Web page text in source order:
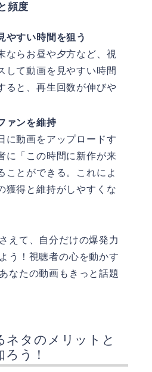
頻度
やすい時間を狙う
ならお昼や夕方など、視
して動画を見やすい時間
ると、再生回数が伸びや
ァンを維持
に動画をアップロードす
に「この時間に新作が来
ことができる。これによ
獲得と維持がしやすくな
えて、自分だけの爆発力
う！視聴者の心を動かす
なたの動画もきっと話題
ネタのメリットと
う！